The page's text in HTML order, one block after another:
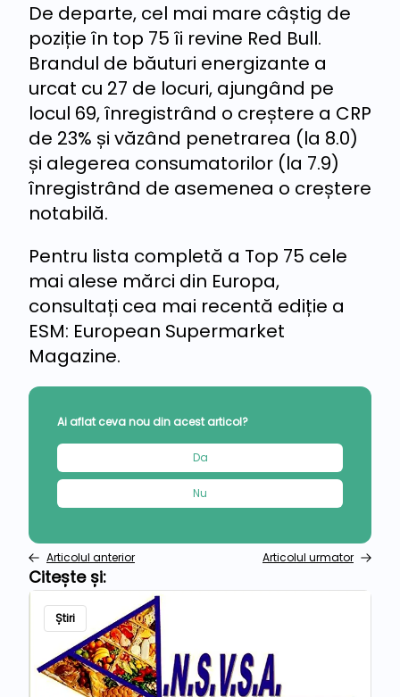
De departe, cel mai mare câștig de
poziție în top 75 îi revine Red Bull.
Brandul de băuturi energizante a
urcat cu 27 de locuri, ajungând pe
locul 69, înregistrând o creștere a CRP
de 23% și văzând penetrarea (la 8.0)
și alegerea consumatorilor (la 7.9)
înregistrând de asemenea o creștere
notabilă.
Pentru lista completă a Top 75 cele
mai alese mărci din Europa,
consultați cea mai recentă ediție a
ESM: European Supermarket
Magazine.
Ai aflat ceva nou din acest articol?
Da
Nu
Articolul anterior Articolul urmator
Citește și:
Știri